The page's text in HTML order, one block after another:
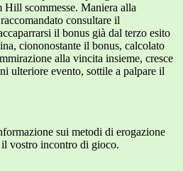
Hill scommesse. Maniera alla
consultare il
il bonus già dal terzo esito
ciononostante il bonus, calcolato
alla vincita insieme, cresce
ulteriore evento, sottile a palpare il
sui metodi di erogazione
vostro incontro di gioco.